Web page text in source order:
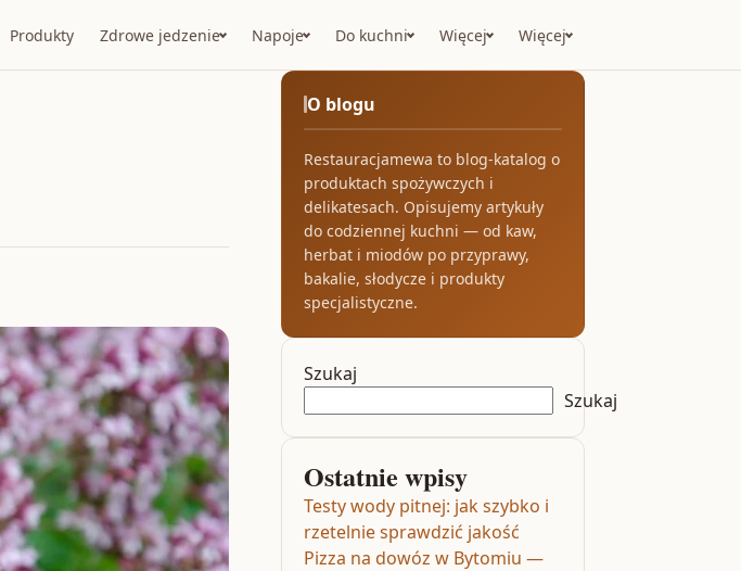
Produkty Zdrowe jedzenie Napoje Do kuchni Więcej Więcej
O blogu
Restauracjamewa to blog-katalog o
produktach spożywczych i
delikatesach. Opisujemy artykuły
do codziennej kuchni — od kaw,
herbat i miodów po przyprawy,
bakalie, słodycze i produkty
specjalistyczne.
Szukaj
Szukaj
Ostatnie wpisy
Testy wody pitnej: jak szybko i
rzetelnie sprawdzić jakość
Pizza na dowóz w Bytomiu —